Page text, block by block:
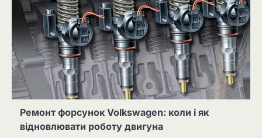
Ремонт форсунок Volkswagen: коли і як
відновлювати роботу двигуна